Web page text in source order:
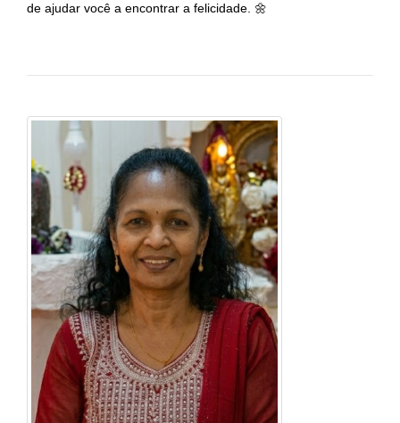
de ajudar você a encontrar a felicidade. 🌼